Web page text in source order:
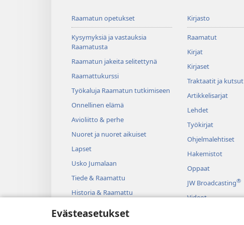
Evästeasetukset
Raamatun opetukset
Kysymyksiä ja vastauksia
Raamatusta
Raamatun jakeita selitettynä
Raamattukurssi
Työkaluja Raamatun tutkimiseen
Onnellinen elämä
Avioliitto & perhe
Nuoret ja nuoret aikuiset
Lapset
Usko Jumalaan
Tiede & Raamattu
Historia & Raamattu
Kirjasto
Raamatut
Kirjat
Kirjaset
Traktaatit ja kutsut
Artikkelisarjat
Lehdet
Työkirjat
Ohjelmalehtiset
Hakemistot
Oppaat
JW Broadcasting®
Videot